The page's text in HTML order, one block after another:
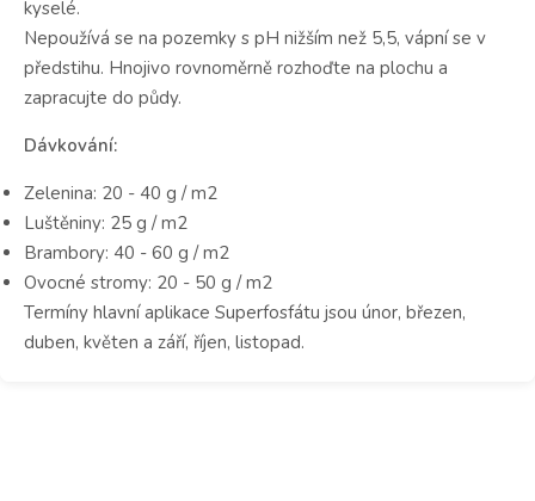
kyselé.
Nepoužívá se na pozemky s pH nižším než 5,5, vápní se v
předstihu. Hnojivo rovnoměrně rozhoďte na plochu a
zapracujte do půdy.
Dávkování:
Zelenina: 20 - 40 g / m2
Luštěniny: 25 g / m2
Brambory: 40 - 60 g / m2
Ovocné stromy: 20 - 50 g / m2
Termíny hlavní aplikace Superfosfátu jsou únor, březen,
duben, květen a září, říjen, listopad.